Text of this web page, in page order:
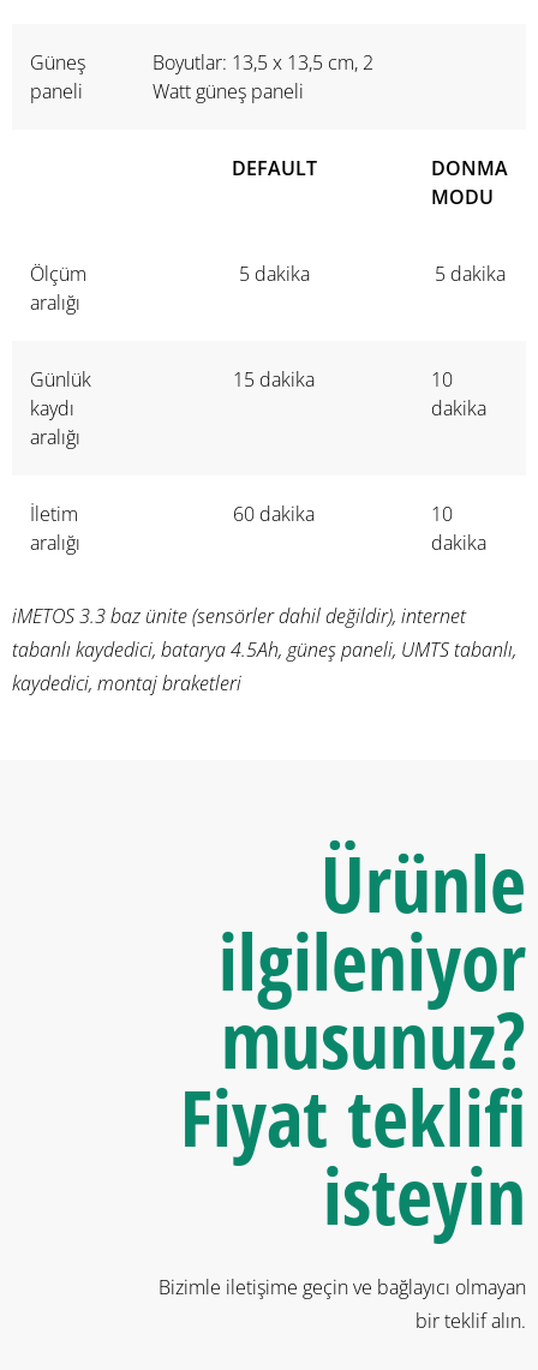
Güneş
paneli
Boyutlar: 13,5 x 13,5 cm, 2
Watt güneş paneli
DEFAULT
DONMA
MODU
Ölçüm
aralığı
5 dakika 5 dakika
Günlük
kaydı
aralığı
15 dakika
10
dakika
İletim
aralığı
60 dakika
10
dakika
iMETOS 3.3 baz ünite (sensörler dahil değildir), internet
tabanlı kaydedici, batarya 4.5Ah, güneş paneli, UMTS tabanlı,
kaydedici, montaj braketleri
Ürünle
ilgileniyor
musunuz?
Fiyat teklifi
isteyin
Bizimle iletişime geçin ve bağlayıcı olmayan
bir teklif alın.